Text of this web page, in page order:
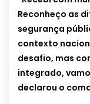
Reconheço as
segurança
contexto
desafio, mas
integrado,
declarou o